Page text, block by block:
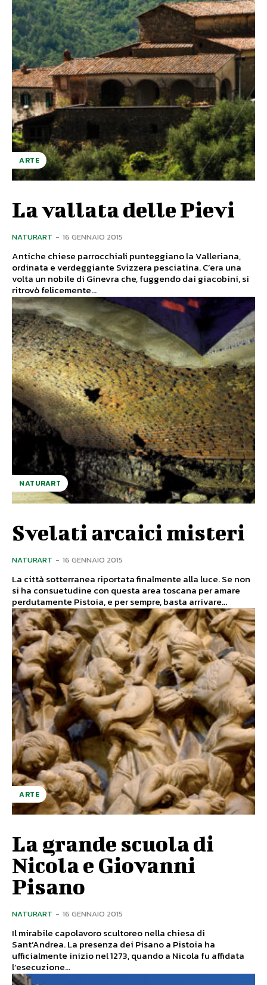
ARTE
La vallata delle Pievi
NATURART - 16 GENNAIO 2015
Antiche chiese parrocchiali punteggiano la Valleriana,
ordinata e verdeggiante Svizzera pesciatina. C’era una
volta un nobile di Ginevra che, fuggendo dai giacobini, si
ritrovò felicemente...
NATURART
Svelati arcaici misteri
NATURART - 16 GENNAIO 2015
La città sotterranea riportata finalmente alla luce. Se non
si ha consuetudine con questa area toscana per amare
perdutamente Pistoia, e per sempre, basta arrivare...
ARTE
La grande scuola di
Nicola e Giovanni
Pisano
NATURART - 16 GENNAIO 2015
Il mirabile capolavoro scultoreo nella chiesa di
Sant’Andrea. La presenza dei Pisano a Pistoia ha
ufficialmente inizio nel 1273, quando a Nicola fu affidata
l’esecuzione...